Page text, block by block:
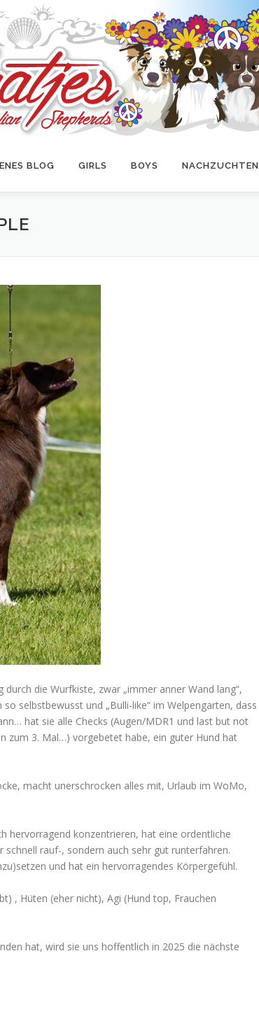
BLOG GIRLS BOYS NACHZUCHTEN
die Wurfkiste, zwar „immer anner Wand lang“,
selbstbewusst und „Bulli-like“ im Welpengarten, dass
hat sie alle Checks (Augen/MDR1 und last but not
zum 3. Mal…) vorgebetet habe, ein guter Hund hat
macht unerschrocken alles mit, Urlaub im WoMo,
hervorragend konzentrieren, hat eine ordentliche
schnell rauf-, sondern auch sehr gut runterfahren.
und hat ein hervorragendes Körpergefühl.
, Hüten (eher nicht), Agi (Hund top, Frauchen
hat, wird sie uns hoffentlich in 2025 die nächste